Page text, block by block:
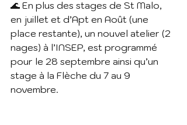
🌊 En plus des stages de St Malo,
en juillet et d’Apt en Août (une
place restante), un nouvel atelier (2
nages) à l’INSEP, est programmé
pour le 28 septembre ainsi qu’un
stage à la Flèche du 7 au 9
novembre.